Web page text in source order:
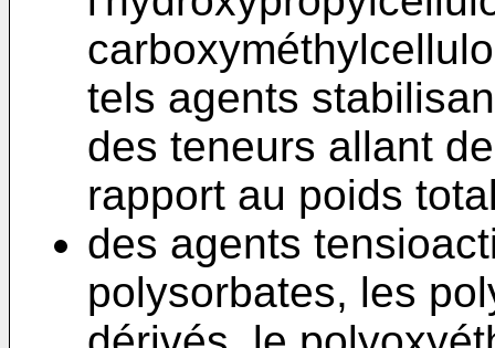
tels agents
des teneurs allant
rapport au poids
des agents
polysorbates, les